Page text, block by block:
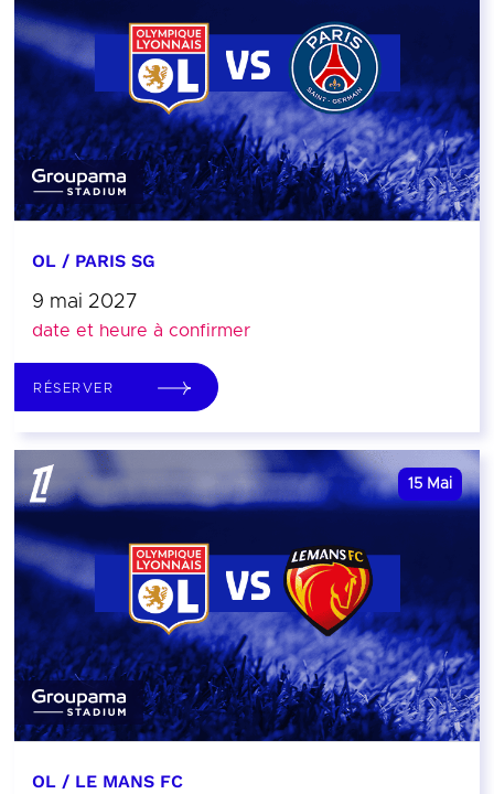
OL / PARIS SG
9 mai 2027
date et heure à confirmer
RÉSERVER
15 Mai
OL / LE MANS FC